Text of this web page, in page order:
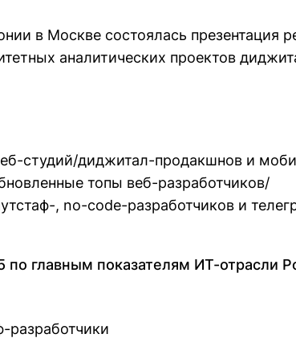
в Москве состоялась презентация
аналитических проектов
студий/диджитал-продакшнов и
топы веб-разработчиков/
, no-code-разработчиков и
главным показателям ИТ-отрасли
разработчики